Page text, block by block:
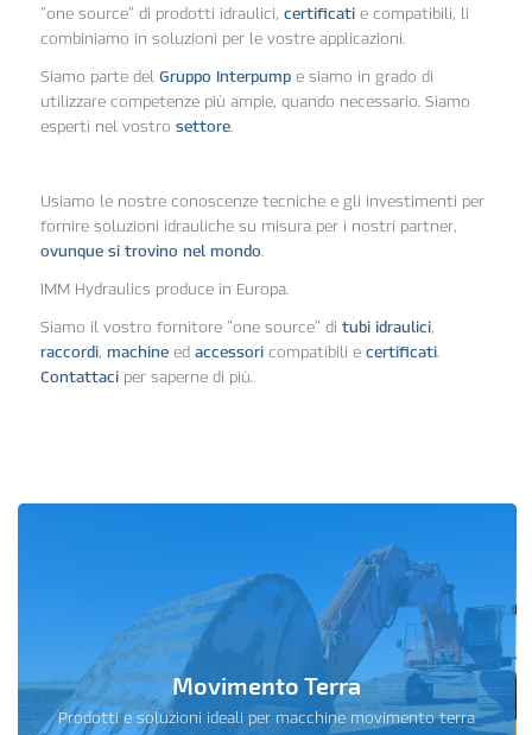
“one source” di prodotti idraulici, certificatie compatibili, li
combiniamo in soluzioni per le vostre applicazioni.
Siamo parte del Gruppo Interpumpe siamo in grado di
utilizzare competenze più ampie, quando necessario. Siamo
esperti nel vostro settore.
Usiamo le nostre conoscenze tecniche e gli investimenti per
fornire soluzioni idrauliche su misura per i nostri partner,
ovunque si trovino nel mondo.
IMM Hydraulics produce in Europa.
Siamo il vostro fornitore “one source” di tubi idraulici,
raccordi, machine ed accessoricompatibili e certificati.
Contattaciper saperne di più.
Movimento Terra
Prodotti e soluzioni ideali per macchine movimento terra